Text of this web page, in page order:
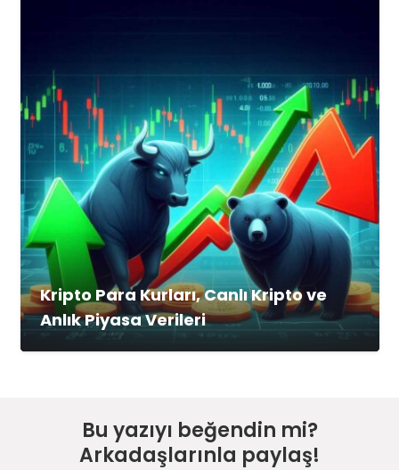
Kripto Para Kurları, Canlı Kripto ve
Anlık Piyasa Verileri
Bu yazıyı beğendin mi?
Arkadaşlarınla paylaş!